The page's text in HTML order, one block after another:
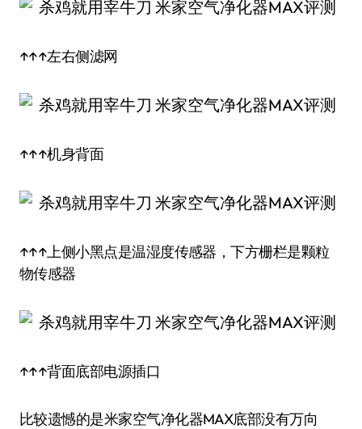
↑↑↑左右侧滤网
↑↑↑机身背面
↑↑↑上侧小黑点是温湿度传感器，下方栅栏是颗粒
物传感器
↑↑↑背面底部电源插口
比较遗憾的是米家空气净化器MAX底部没有万向